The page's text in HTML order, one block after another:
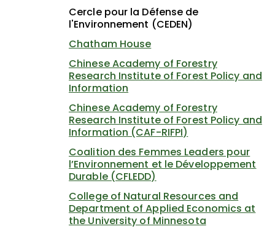
Cercle pour la Défense de
l'Environnement (CEDEN)
Chatham House
Chinese Academy of Forestry
Research Institute of Forest Policy and
Information
Chinese Academy of Forestry
Research Institute of Forest Policy and
Information (CAF-RIFPI)
Coalition des Femmes Leaders pour
l’Environnement et le Développement
Durable (CFLEDD)
College of Natural Resources and
Department of Applied Economics at
the University of Minnesota